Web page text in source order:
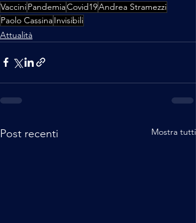
VacciniPandemiaCovid19Andrea Stramezzi
Paolo CassinaInvisibili
Attualità
Post recenti Mostra tutti